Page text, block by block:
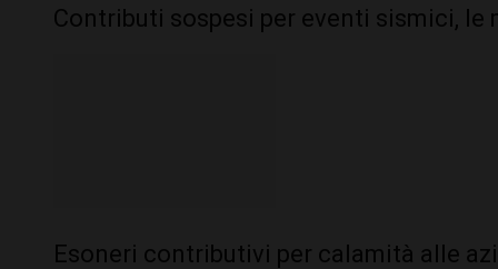
Contributi sospesi per eventi sismici,
Esoneri contributivi per calamità alle